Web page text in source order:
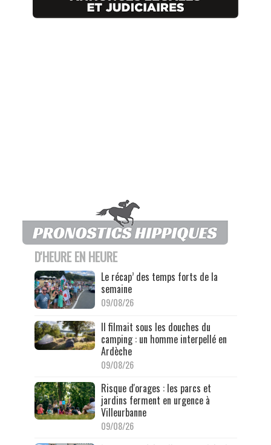
D'HEURE EN HEURE
Le récap’ des temps forts de la
semaine
09/08/26
Il filmait sous les douches du
camping : un homme interpellé en
Ardèche
09/08/26
Risque d'orages : les parcs et
jardins ferment en urgence à
Villeurbanne
09/08/26